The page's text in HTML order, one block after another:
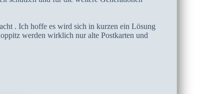
. Ich hoffe es wird sich in kurzen ein Lösung
werden wirklich nur alte Postkarten und